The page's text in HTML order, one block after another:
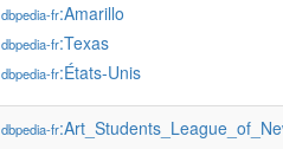
dbpedia-fr:Amarillo
dbpedia-fr:Texas
dbpedia-fr:États-Unis
dbpedia-fr